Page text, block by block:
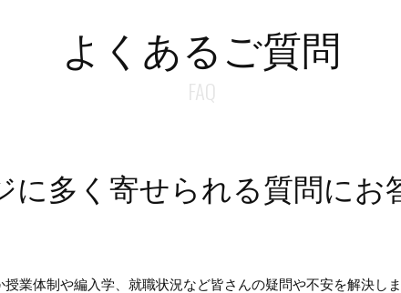
よくあるご質問
FAQ
に多く寄せられる質問にお
業体制や編入学、就職状況など皆さんの疑問や不安を解決しま